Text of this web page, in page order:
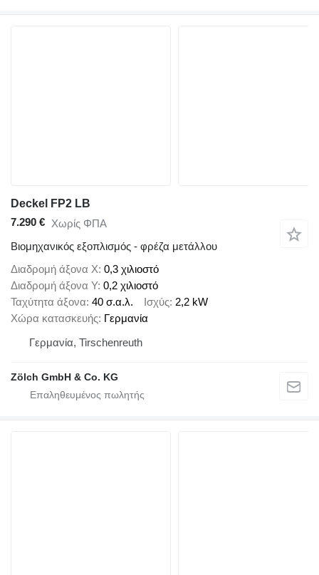
Deckel FP2 LB
7.290 € Χωρίς ΦΠΑ
Βιομηχανικός εξοπλισμός - φρέζα μετάλλου
Διαδρομή άξονα X 0,3 χιλιοστό
Διαδρομή άξονα Y 0,2 χιλιοστό
Ταχύτητα άξονα 40 σ.α.λ. Ισχύς 2,2 kW
Χώρα κατασκευής Γερμανία
Γερμανία, Tirschenreuth
Zölch GmbH & Co. KG